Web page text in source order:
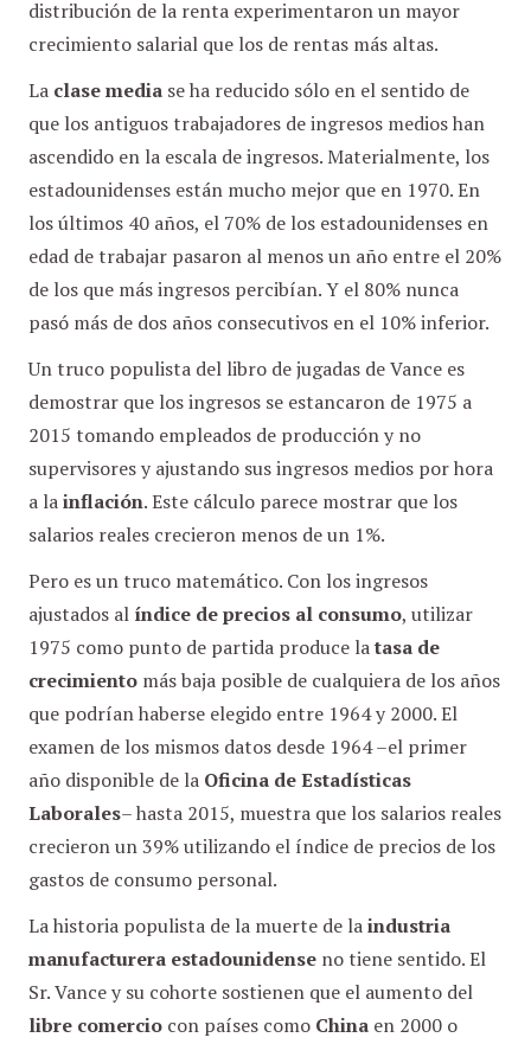
distribución de la renta experimentaron un mayor
crecimiento salarial que los de rentas más altas.
La clase media se ha reducido sólo en el sentido de
que los antiguos trabajadores de ingresos medios han
ascendido en la escala de ingresos. Materialmente, los
estadounidenses están mucho mejor que en 1970. En
los últimos 40 años, el 70% de los estadounidenses en
edad de trabajar pasaron al menos un año entre el 20%
de los que más ingresos percibían. Y el 80% nunca
pasó más de dos años consecutivos en el 10% inferior.
Un truco populista del libro de jugadas de Vance es
demostrar que los ingresos se estancaron de 1975 a
2015 tomando empleados de producción y no
supervisores y ajustando sus ingresos medios por hora
a lainflación. Este cálculo parece mostrar que los
salarios reales crecieron menos de un 1%.
Pero es un truco matemático. Con los ingresos
ajustados al índice de precios al consumo, utilizar
1975 como punto de partida produce latasa de
crecimiento más baja posible de cualquiera de los años
que podrían haberse elegido entre 1964 y 2000. El
examen de los mismos datos desde 1964 –el primer
año disponible de la Oficina de Estadísticas
Laborales– hasta 2015, muestra que los salarios reales
crecieron un 39% utilizando el índice de precios de los
gastos de consumo personal.
La historia populista de la muerte de laindustria
manufacturera estadounidense no tiene sentido. El
Sr. Vance y su cohorte sostienen que el aumento del
libre comercio con países como China en 2000 o